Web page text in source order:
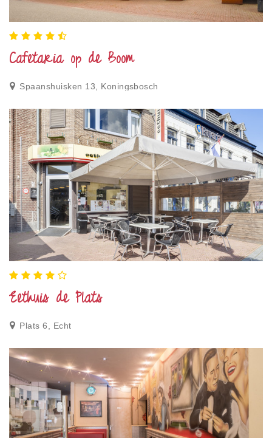
Cafetaria op de Boom
Spaanshuisken 13, Koningsbosch
Eethuis de Plats
Plats 6, Echt